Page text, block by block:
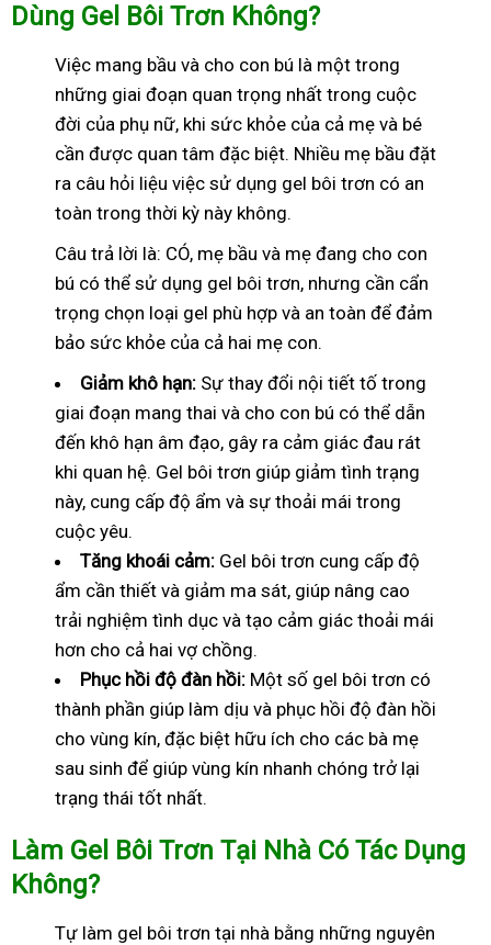
Dùng Gel Bôi Trơn Không?
Việc mang bầu và cho con bú là một trong
những giai đoạn quan trọng nhất trong cuộc
đời của phụ nữ, khi sức khỏe của cả mẹ và bé
cần được quan tâm đặc biệt. Nhiều mẹ bầu đặt
ra câu hỏi liệu việc sử dụng gel bôi trơn có an
toàn trong thời kỳ này không.
Câu trả lời là: CÓ, mẹ bầu và mẹ đang cho con
bú có thể sử dụng gel bôi trơn, nhưng cần cẩn
trọng chọn loại gel phù hợp và an toàn để đảm
bảo sức khỏe của cả hai mẹ con.
Giảm khô hạn: Sự thay đổi nội tiết tố trong
giai đoạn mang thai và cho con bú có thể dẫn
đến khô hạn âm đạo, gây ra cảm giác đau rát
khi quan hệ. Gel bôi trơn giúp giảm tình trạng
này, cung cấp độ ẩm và sự thoải mái trong
cuộc yêu.
Tăng khoái cảm: Gel bôi trơn cung cấp độ
ẩm cần thiết và giảm ma sát, giúp nâng cao
trải nghiệm tình dục và tạo cảm giác thoải mái
hơn cho cả hai vợ chồng.
Phục hồi độ đàn hồi: Một số gel bôi trơn có
thành phần giúp làm dịu và phục hồi độ đàn hồi
cho vùng kín, đặc biệt hữu ích cho các bà mẹ
sau sinh để giúp vùng kín nhanh chóng trở lại
trạng thái tốt nhất.
Làm Gel Bôi Trơn Tại Nhà Có Tác Dụng
Không?
Tự làm gel bôi trơn tại nhà bằng những nguyên